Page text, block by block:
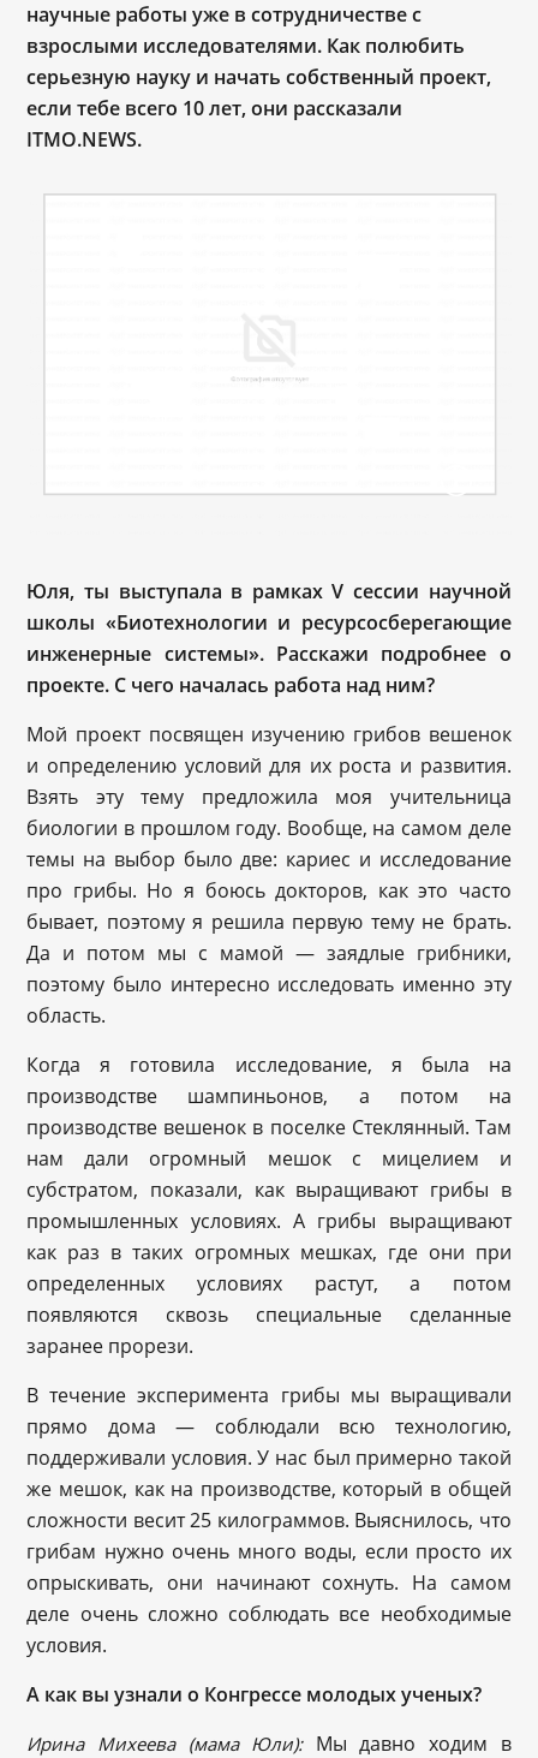
научные работы уже в сотрудничестве с
взрослыми исследователями. Как полюбить
серьезную науку и начать собственный проект,
если тебе всего 10 лет, они рассказали
ITMO.NEWS.
Юля, ты выступала в рамках V сессии научной
школы «Биотехнологии и ресурсосберегающие
инженерные системы». Расскажи подробнее о
проекте. С чего началась работа над ним?
Мой проект посвящен изучению грибов вешенок
и определению условий для их роста и развития.
Взять эту тему предложила моя учительница
биологии в прошлом году. Вообще, на самом деле
темы на выбор было две: кариес и исследование
про грибы. Но я боюсь докторов, как это часто
бывает, поэтому я решила первую тему не брать.
Да и потом мы с мамой — заядлые грибники,
поэтому было интересно исследовать именно эту
область.
Когда я готовила исследование, я была на
производстве шампиньонов, а потом на
производстве вешенок в поселке Стеклянный. Там
нам дали огромный мешок с мицелием и
субстратом, показали, как выращивают грибы в
промышленных условиях. А грибы выращивают
как раз в таких огромных мешках, где они при
определенных условиях растут, а потом
появляются сквозь специальные сделанные
заранее прорези.
В течение эксперимента грибы мы выращивали
прямо дома — соблюдали всю технологию,
поддерживали условия. У нас был примерно такой
же мешок, как на производстве, который в общей
сложности весит 25 килограммов. Выяснилось, что
грибам нужно очень много воды, если просто их
опрыскивать, они начинают сохнуть. На самом
деле очень сложно соблюдать все необходимые
условия.
А как вы узнали о Конгрессе молодых ученых?
Ирина Михеева (мама Юли):Мы давно ходим в